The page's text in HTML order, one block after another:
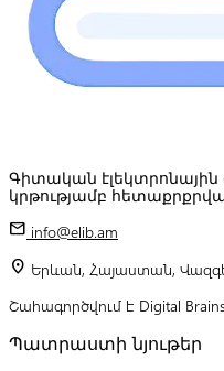
Գիտական
կրթությամբ
mail info@elib.am
location_on Երևան, Հայաստան,
Շահագործվում է Digital
Պատրաստի նյութեր